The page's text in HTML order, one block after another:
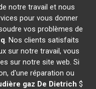
notre travail et nous
pour vous donner
vos problèmes de
. Nos clients satisfaits
sur notre travail, vous
sur notre site web. Si
d'une réparation ou
gaz De Dietrich $